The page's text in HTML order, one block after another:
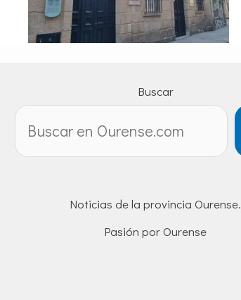
Buscar
Noticias de la provincia Ourense.
Pasión por Ourense